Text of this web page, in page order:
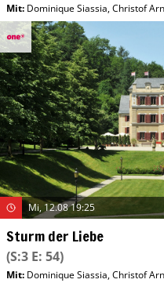
Mit: Dominique Siassia,Christof
Mi, 12.08 19:25
Sturm der Liebe
(S:3 E: 54)
Mit: Dominique Siassia,Christof